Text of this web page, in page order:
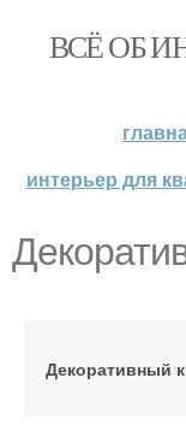
ВСЁ ОБ
интерьер для
Декоративный